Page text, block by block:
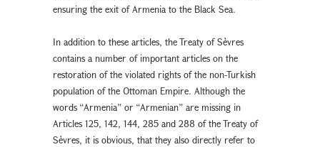
ensuring the exit of Armenia to the Black Sea.
In addition to these articles, the Treaty of Sèvres
contains a number of important articles on the
restoration of the violated rights of the non-Turkish
population of the Ottoman Empire. Although the
words “Armenia” or “Armenian” are missing in
Articles 125, 142, 144, 285 and 288 of the Treaty of
Sèvres, it is obvious, that they also directly refer to